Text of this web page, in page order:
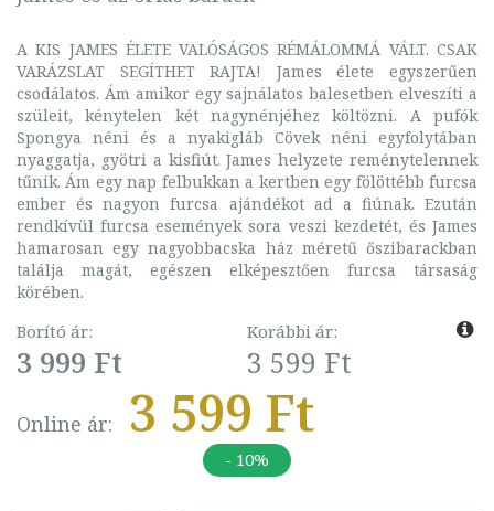
A KIS JAMES ÉLETE VALÓSÁGOS RÉMÁLOMMÁ VÁLT. CSAK
VARÁZSLAT SEGÍTHET RAJTA! James élete egyszerűen
csodálatos. Ám amikor egy sajnálatos balesetben elveszíti a
szüleit, kénytelen két nagynénjéhez költözni. A pufók
Spongya néni és a nyakigláb Cövek néni egyfolytában
nyaggatja, gyötri a kisfiút. James helyzete reménytelennek
tűnik. Ám egy nap felbukkan a kertben egy fölöttébb furcsa
ember és nagyon furcsa ajándékot ad a fiúnak. Ezután
rendkívül furcsa események sora veszi kezdetét, és James
hamarosan egy nagyobbacska ház méretű őszibarackban
találja magát, egészen elképesztően furcsa társaság
körében.
Borító ár:
3 999 Ft
Korábbi ár:
3 599 Ft
Online ár: 3 599 Ft
- 10%